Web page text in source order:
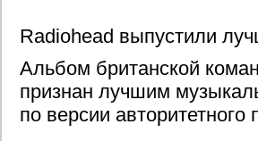
Radiohead выпустили
Альбом британской
признан лучшим
по версии авторитетного